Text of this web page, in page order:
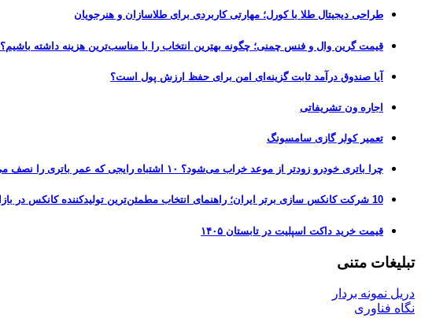
طراحی دیجیتال طلا با کورل؛ مهارتی کاربردی برای طلاسازان و هنرجویان
قیمت گرین وال و فنس چمنی؛ چگونه بهترین انتخاب را با مناسب‌ترین هزینه داشته باشیم؟
آیا صندوق درآمد ثابت گزینه‌ای امن برای حفظ ارزش پول است؟
اجاره ون تشریفاتی
تعمیر کولر گازی سامسونگ
چرا باتری خودرو زودتر از موعد خراب می‌شود؟ ۱۰ اشتباه رایجی که عمر باتری را نصف می‌کنند
10 شرکت کانکس سازی برتر ایران؛ راهنمای انتخاب مطمئن‌ترین تولیدکننده کانکس در بازار 1405
قیمت خرید داکت اسپلیت در تابستان ۱۴۰۵
تبلیغات متنی
دریل نمونه بردار
نگاه فناوری